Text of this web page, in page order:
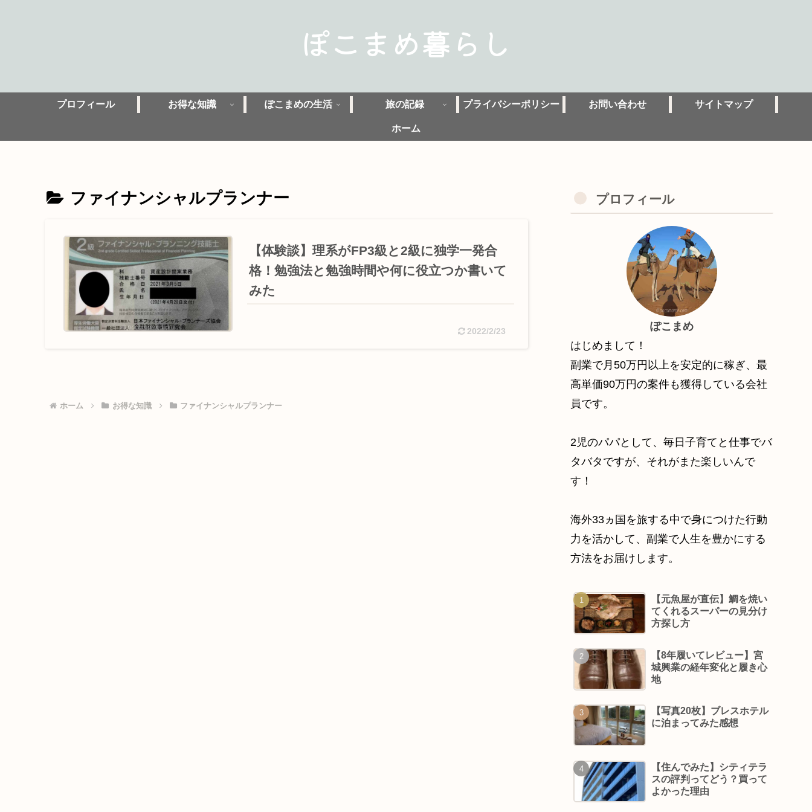
ぽこまめ暮らし
プロフィール お得な知識 ぽこまめの生活 旅の記録 プライバシーポリシー お問い合わせ サイトマップ
ホーム
ファイナンシャルプランナー
【体験談】理系がFP3級と2級に独学一発合
格！勉強法と勉強時間や何に役立つか書いて
みた
2022/2/23
ホーム お得な知識 ファイナンシャルプランナー
プロフィール
ぽこまめ
はじめまして！
副業で月50万円以上を安定的に稼ぎ、最
高単価90万円の案件も獲得している会社
員です。
2児のパパとして、毎日子育てと仕事でバ
タバタですが、それがまた楽しいんで
す！
海外33ヵ国を旅する中で身につけた行動
力を活かして、副業で人生を豊かにする
方法をお届けします。
【元魚屋が直伝】鯛を焼い
てくれるスーパーの見分け
方探し方
【8年履いてレビュー】宮
城興業の経年変化と履き心
地
【写真20枚】ブレスホテル
に泊まってみた感想
【住んでみた】シティテラ
スの評判ってどう？買って
よかった理由